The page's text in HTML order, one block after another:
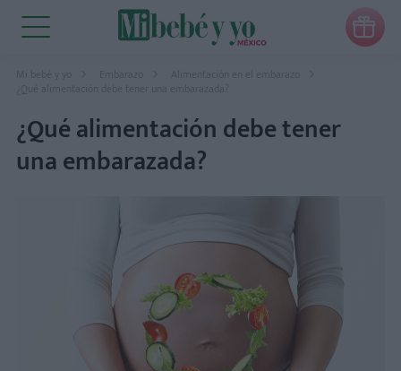

Mi bebé y yo Embarazo
Alimentación en el embarazo
¿Qué alimentación debe tener una embarazada?
¿Qué alimentación debe tener
una embarazada?